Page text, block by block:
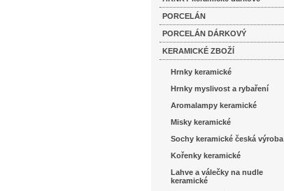
PORCELÁN
PORCELÁN DÁRKOVÝ
KERAMICKÉ ZBOŽÍ
Hrnky keramické
Hrnky myslivost a rybaření
Aromalampy keramické
Misky keramické
Sochy keramické česká výroba
Kořenky keramické
Lahve a válečky na nudle
keramické